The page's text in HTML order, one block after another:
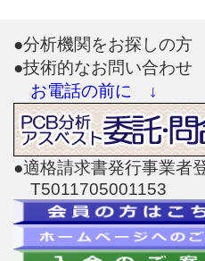
●分析機関をお探しの方
●技術的なお問い合わせ
お電話の前に ↓
●適格請求書発行事業者
T5011705001153